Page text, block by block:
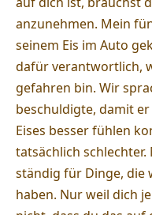
anzunehmen. Mein
seinem Eis im Auto
dafür verantwortlich,
gefahren bin. Wir
beschuldigte, damit
Eises besser fühlen
tatsächlich
ständig für Dinge,
haben. Nur weil dich